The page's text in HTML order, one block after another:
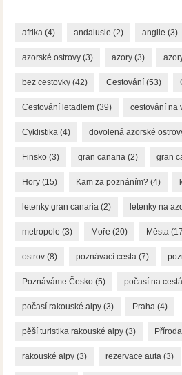
afrika (4) andalusie (2) anglie (3)
azorské ostrovy (3) azory (3)
bez cestovky (42) Cestování (53)
Cestování letadlem (39) cestování na
Cyklistika (4) dovolená azorské
Finsko (3) gran canaria (2) gran
Hory (15) Kam za poznáním? (4)
letenky gran canaria (2) letenky na
metropole (3) Moře (20) Města
ostrov (8) poznávací cesta (7)
Poznáváme Česko (5) počasí na
počasí rakouské alpy (3) Praha (4)
pěší turistika rakouské alpy (3) Příroda
rakouské alpy (3) rezervace auta (3)